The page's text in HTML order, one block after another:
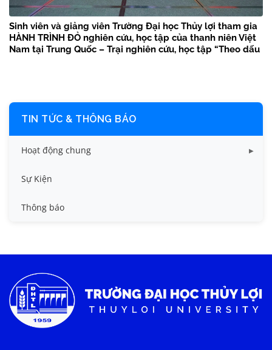
Sinh viên và giảng viên Trường Đại học Thủy lợi tham gia
HÀNH TRÌNH ĐỎ nghiên cứu, học tập của thanh niên Việt
Nam tại Trung Quốc – Trại nghiên cứu, học tập “Theo dấu
TIN TỨC & THÔNG BÁO
Hoạt động chung
Tin công tác sinh viên
Tin đào tạo
Tin tức chung
Sự Kiện
Thông báo